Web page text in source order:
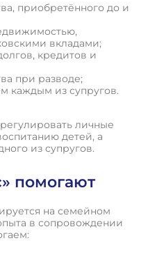
приобретённого до и
вкладами;
кредитов и
при разводе;
каждым из супругов.
личные
детей, а
из супругов.
помогают
на семейном
в сопровождении